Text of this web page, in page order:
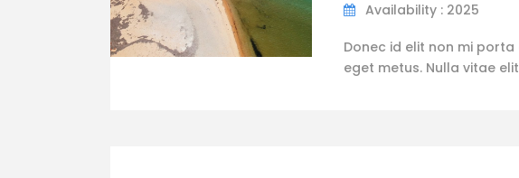
Availability : 2025
Donec id elit non mi
eget metus. Nulla vitae